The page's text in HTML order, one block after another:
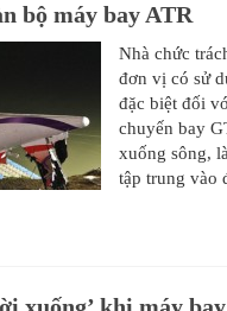
bộ máy bay ATR
Nhà chức
đơn vị có sử
đặc biệt đối
chuyến bay
xuống sông,
tập trung vào